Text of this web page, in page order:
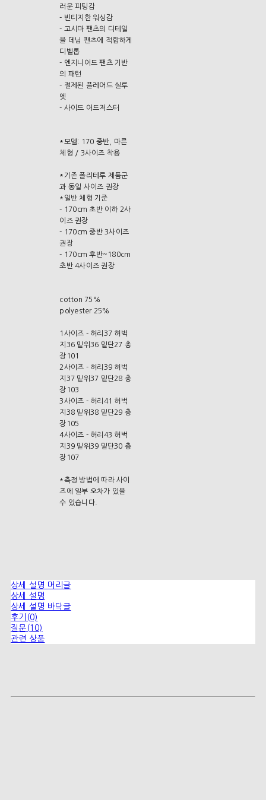
러운 피팅감
- 빈티지한 워싱감
- 고시마 팬츠의 디테일
을 데님 팬츠에 적합하게
디벨롭
- 엔지니어드 팬츠 기반
의 패턴
- 절제된 플레어드 실루
엣
- 사이드 어드저스터
*모델: 170 중반, 마른
체형 / 3사이즈 착용
*기존 폴리테루 제품군
과 동일 사이즈 권장
*일반 체형 기준
- 170cm 초반 이하 2사
이즈 권장
- 170cm 중반 3사이즈
권장
- 170cm 후반~180cm
초반 4사이즈 권장
cotton 75%
polyester 25%
1사이즈 - 허리37 허벅
지36 밑위36 밑단27 총
장101
2사이즈 - 허리39 허벅
지37 밑위37 밑단28 총
장103
3사이즈 - 허리41 허벅
지38 밑위38 밑단29 총
장105
4사이즈 - 허리43 허벅
지39 밑위39 밑단30 총
장107
*측정 방법에 따라 사이
즈에 일부 오차가 있을
수 있습니다.
상세 설명 머리글
상세 설명
상세 설명 바닥글
후기(0)
질문(10)
관련 상품